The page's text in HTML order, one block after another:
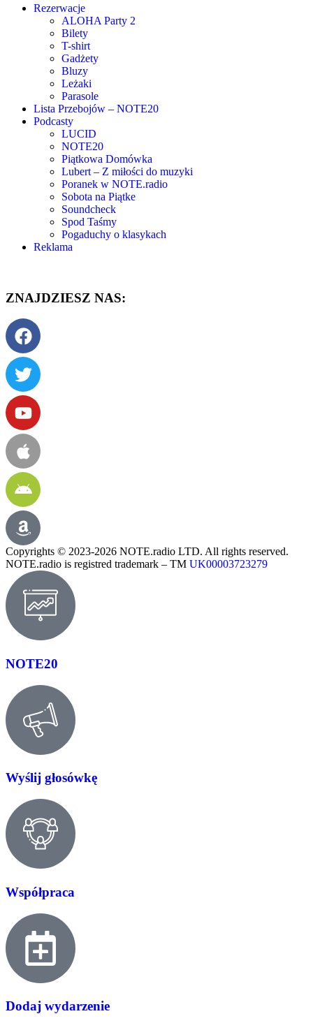
Rezerwacje
ALOHA Party 2
Bilety
T-shirt
Gadżety
Bluzy
Leżaki
Parasole
Lista Przebojów – NOTE20
Podcasty
LUCID
NOTE20
Piątkowa Domówka
Lubert – Z miłości do muzyki
Poranek w NOTE.radio
Sobota na Piątke
Soundcheck
Spod Taśmy
Pogaduchy o klasykach
Reklama
ZNAJDZIESZ NAS:
Copyrights © 2023-2026 NOTE.radio LTD. All rights reserved.
NOTE.radio is registred trademark – TM UK00003723279
NOTE20
Wyślij głosówkę
Współpraca
Dodaj wydarzenie